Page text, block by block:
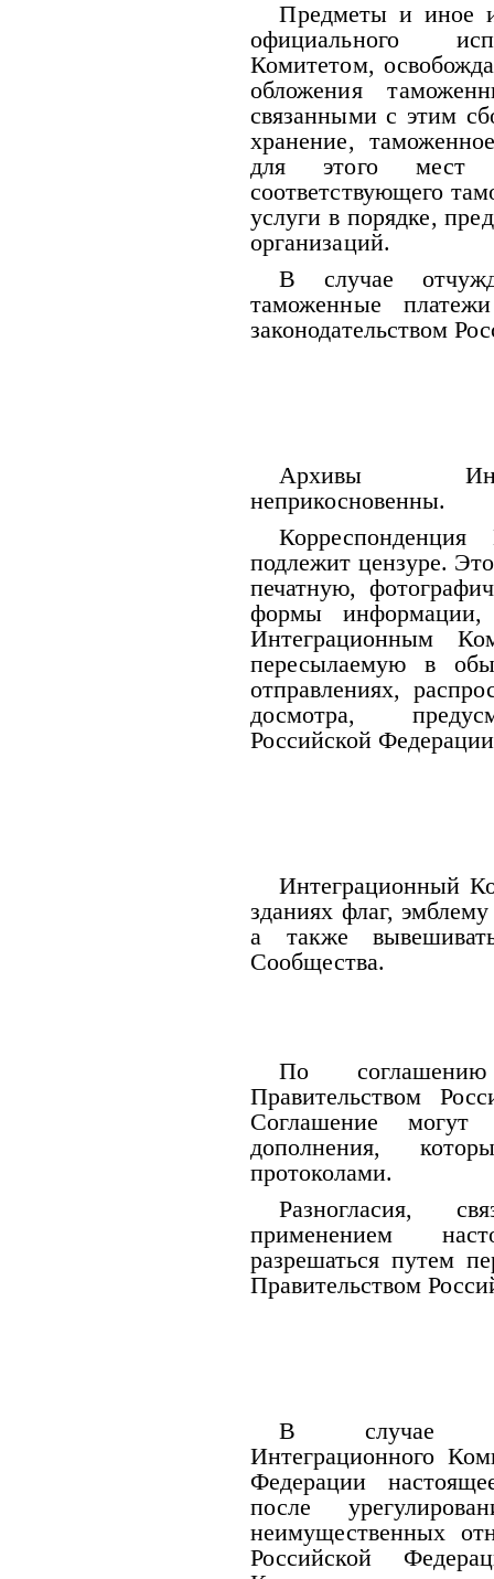
Предметы и иное
официального
Комитетом,
обложения
связанными с этим
хранение,
для этого мест
соответствующего
услуги в порядке,
организаций.
В случае
таможенные
законодательством
Архивы
неприкосновенны.
подлежит цензуре.
печатную,
формы информации,
Интеграционным
пересылаемую в
отправлениях,
досмотра,
Российской
Интеграционный
зданиях флаг,
а также
Сообщества.
По
Правительством
Соглашение
дополнения,
протоколами.
Разногласия,
применением
разрешаться путем
Правительством
В случае
Интеграционного
Федерации
после
неимущественных
Российской